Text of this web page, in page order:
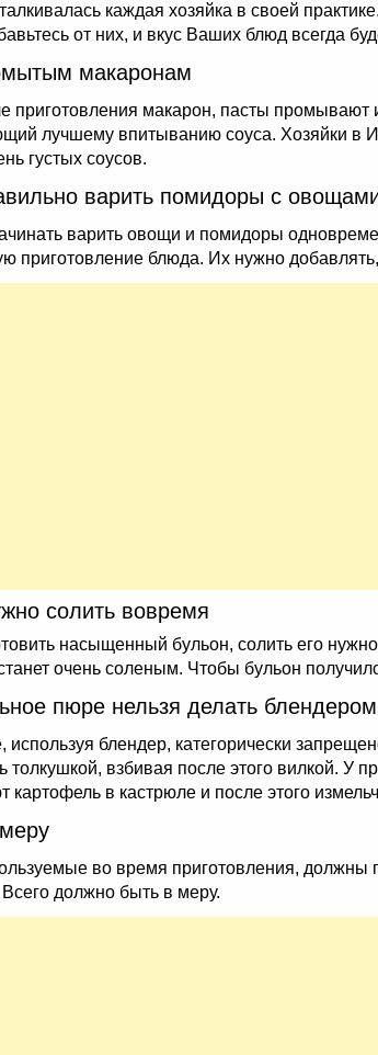
каждая хозяйка в своей
от них, и вкус Ваших блюд всегда
макаронам
приготовления макарон, пасты
лучшему впитыванию соуса. Хозяйки в
густых соусов.
варить помидоры с
варить овощи и помидоры
приготовление блюда. Их нужно добавлять,
солить вовремя
насыщенный бульон, солить его
очень соленым. Чтобы бульон
пюре нельзя делать блендером
используя блендер, категорически
толкушкой, взбивая после этого вилкой. У
картофель в кастрюле и после этого
во время приготовления, должны
должно быть в меру.